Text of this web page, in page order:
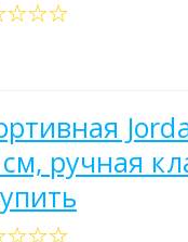
ручная